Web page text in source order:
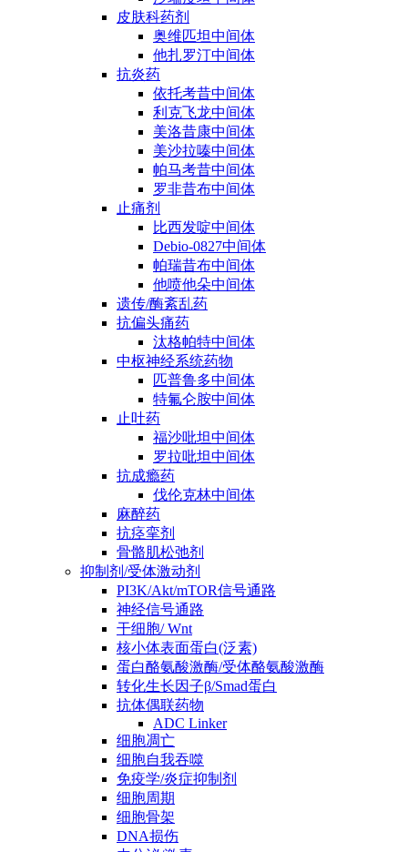
皮肤科药剂
奥维匹坦中间体
他扎罗汀中间体
抗炎药
依托考昔中间体
利克飞龙中间体
美洛昔康中间体
美沙拉嗪中间体
帕马考昔中间体
罗非昔布中间体
止痛剂
比西发啶中间体
Debio-0827中间体
帕瑞昔布中间体
他喷他朵中间体
遗传/酶紊乱药
抗偏头痛药
汰格帕特中间体
中枢神经系统药物
匹普鲁多中间体
特氟仑胺中间体
止吐药
福沙吡坦中间体
罗拉吡坦中间体
抗成瘾药
伐伦克林中间体
麻醉药
抗痉挛剂
骨骼肌松弛剂
抑制剂/受体激动剂
PI3K/Akt/mTOR信号通路
神经信号通路
干细胞/ Wnt
核小体表面蛋白(泛素)
蛋白酪氨酸激酶/受体酪氨酸激酶
转化生长因子β/Smad蛋白
抗体偶联药物
ADC Linker
细胞凋亡
细胞自我吞噬
免疫学/炎症抑制剂
细胞周期
细胞骨架
DNA损伤